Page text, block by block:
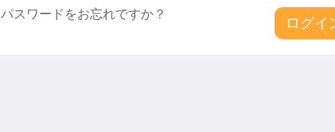
パスワードをお忘れですか？